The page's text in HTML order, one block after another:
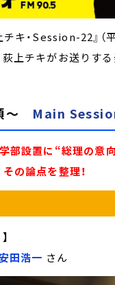
キ・Session-22』（
荻上チキがお送りす
～ Main
部設置に“総理の意
の論点を整理！
田浩一 さん